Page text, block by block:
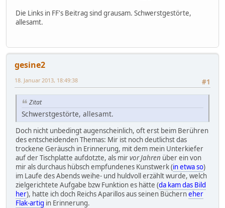
Die Links in FF's Beitrag sind grausam. Schwerstgestörte,
allesamt.
gesine2
#1
18. Januar 2013, 18:49:38
Zitat
Schwerstgestörte, allesamt.
Doch nicht unbedingt augenscheinlich, oft erst beim Berühren
des entscheidenden Themas: Mir ist noch deutlichst das
trockene Geräusch in Erinnerung, mit dem mein Unterkiefer
auf der Tischplatte aufdotzte, als mirvor Jahren über ein von
mir als durchaus hübsch empfundenes Kunstwerk (in etwa so)
im Laufe des Abends weihe- und huldvoll erzählt wurde, welch
zielgerichtete Aufgabe bzw Funktion es hätte (da kam das Bild
her), hatte ich doch Reichs Aparillos aus seinen Bücherneher
Flak-artig in Erinnerung.